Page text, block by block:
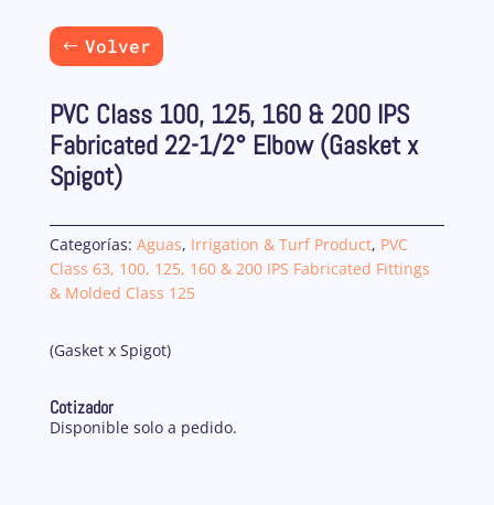
Volver
PVC Class 100, 125, 160 & 200 IPS
Fabricated 22-1/2° Elbow (Gasket x
Spigot)
Categorías: Aguas, Irrigation & Turf Product, PVC
Class 63, 100, 125, 160 & 200 IPS Fabricated Fittings
& Molded Class 125
(Gasket x Spigot)
Cotizador
Disponible solo a pedido.